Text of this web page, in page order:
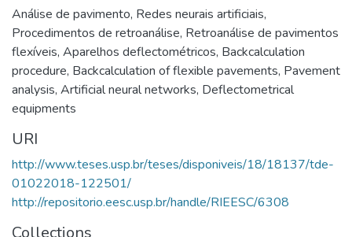
Análise de pavimento, Redes neurais artificiais,
Procedimentos de retroanálise, Retroanálise de pavimentos
flexíveis, Aparelhos deflectométricos, Backcalculation
procedure, Backcalculation of flexible pavements, Pavement
analysis, Artificial neural networks, Deflectometrical
equipments
URI
http://www.teses.usp.br/teses/disponiveis/18/18137/tde-
01022018-122501/
http://repositorio.eesc.usp.br/handle/RIEESC/6308
Collections